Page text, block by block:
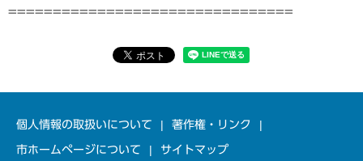
================================
個人情報の取扱いについて 著作権・リンク
市ホームページについて サイトマップ